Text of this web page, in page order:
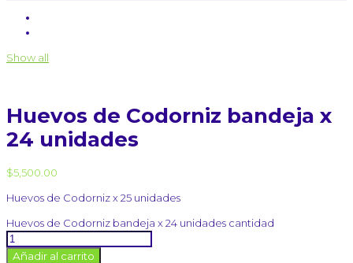
Show all
Huevos de Codorniz bandeja x
24 unidades
$5,500.00
Huevos de Codorniz x 25 unidades
Huevos de Codorniz bandeja x 24 unidades cantidad
Añadir al carrito